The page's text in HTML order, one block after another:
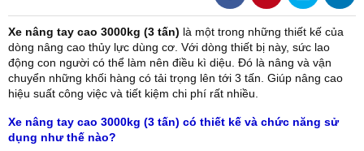
Xe nâng tay cao 3000kg (3 tấn) là một trong những thiết kế của
dòng nâng cao thủy lực dùng cơ. Với dòng thiết bị này, sức lao
động con người có thể làm nên điều kì diệu. Đó là nâng và vận
chuyển những khối hàng có tải trọng lên tới 3 tấn. Giúp nâng cao
hiệu suất công việc và tiết kiệm chi phí rất nhiều.
Xe nâng tay cao 3000kg (3 tấn) có thiết kế và chức năng sử
dụng như thế nào?